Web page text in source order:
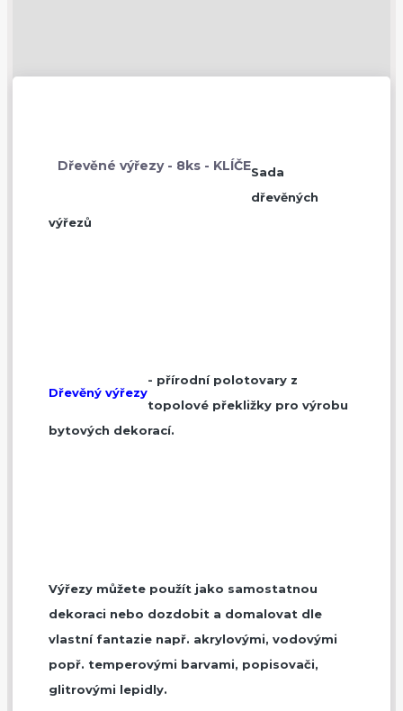
Dřevěné výřezy - 8ks - KLÍČESada
dřevěných
výřezů
Dřevěný výřezy
- přírodní polotovary z
topolové překližky pro výrobu
bytových dekorací.
Výřezy můžete použít jako samostatnou
dekoraci nebo dozdobit a domalovat dle
vlastní fantazie např. akrylovými, vodovými
popř. temperovými barvami, popisovači,
glitrovými lepidly.